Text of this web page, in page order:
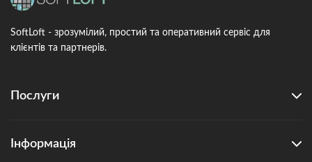
SoftLoft - зрозумілий, простий та оперативний сервіс для
клієнтів та партнерів.
Послуги
Інформація